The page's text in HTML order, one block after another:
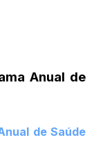
Anual de
de Saúde